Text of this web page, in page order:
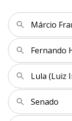
Márcio
Fernando
Lula (Luiz
Senado